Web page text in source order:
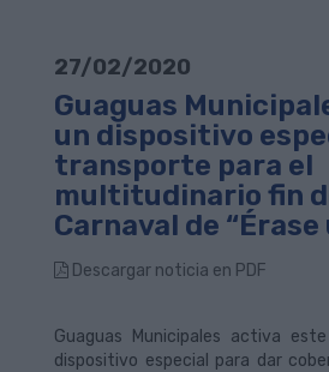
27/02/2020
Guaguas
un dispositivo
transporte para el
multitudinario fin
Carnaval de “Érase
Descargar noticia en PDF
Guaguas Municipales activa
dispositivo especial para dar